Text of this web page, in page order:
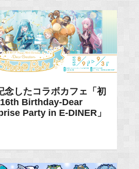
念したコラボカフェ「初
Birthday-Dear
Party in E-DINER」